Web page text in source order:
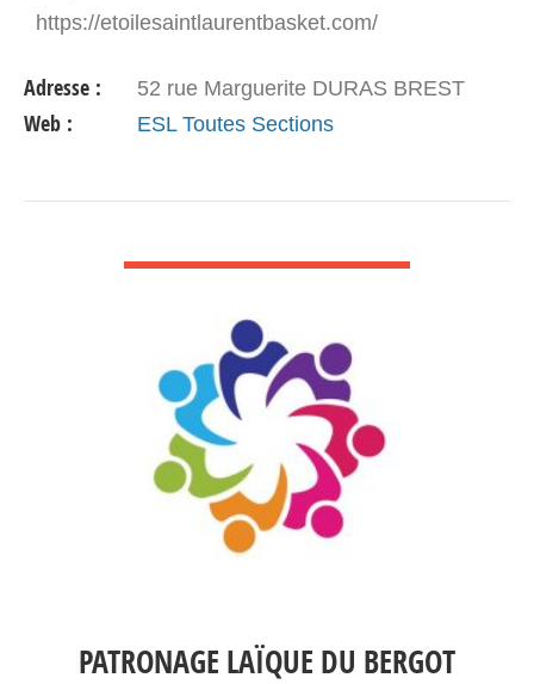
https://etoilesaintlaurentbasket.com/
Adresse : 52 rue Marguerite DURAS BREST
Web : ESL Toutes Sections
PATRONAGE LAÏQUE DU BERGOT